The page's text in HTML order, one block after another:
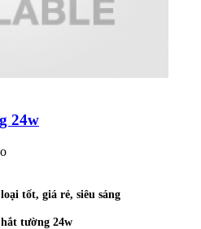
24w
tốt, giá rẻ, siêu sáng
tường 24w